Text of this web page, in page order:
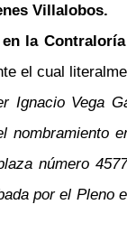
Villalobos.
la
el cual
Vega
número
por el